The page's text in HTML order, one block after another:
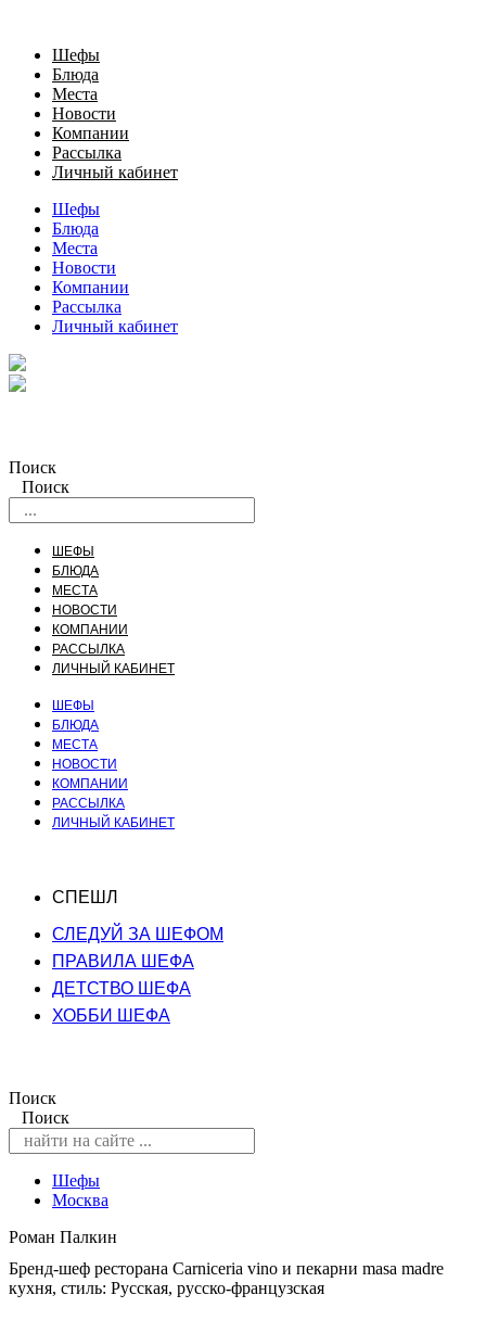
Шефы
Блюда
Места
Новости
Компании
Рассылка
Личный кабинет
Шефы
Блюда
Места
Новости
Компании
Рассылка
Личный кабинет
Поиск
Поиск
ШЕФЫ
БЛЮДА
МЕСТА
НОВОСТИ
КОМПАНИИ
РАССЫЛКА
ЛИЧНЫЙ КАБИНЕТ
ШЕФЫ
БЛЮДА
МЕСТА
НОВОСТИ
КОМПАНИИ
РАССЫЛКА
ЛИЧНЫЙ КАБИНЕТ
СПЕШЛ
СЛЕДУЙ ЗА ШЕФОМ
ПРАВИЛА ШЕФА
ДЕТСТВО ШЕФА
ХОББИ ШЕФА
Поиск
Поиск
Шефы
Москва
Роман Палкин
Бренд-шеф ресторана Carniceria vino и пекарни masa madre
кухня, стиль: Русская, русско-французская